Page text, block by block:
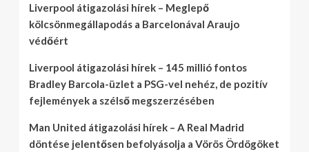
Liverpool átigazolási hírek – Meglepő
kölcsönmegállapodás a Barcelonával Araujo
védőért
Liverpool átigazolási hírek – 145 millió fontos
Bradley Barcola-üzlet a PSG-vel nehéz, de pozitív
fejlemények a szélső megszerzésében
Man United átigazolási hírek – A Real Madrid
döntése jelentősen befolyásolja a Vörös Ördögöket